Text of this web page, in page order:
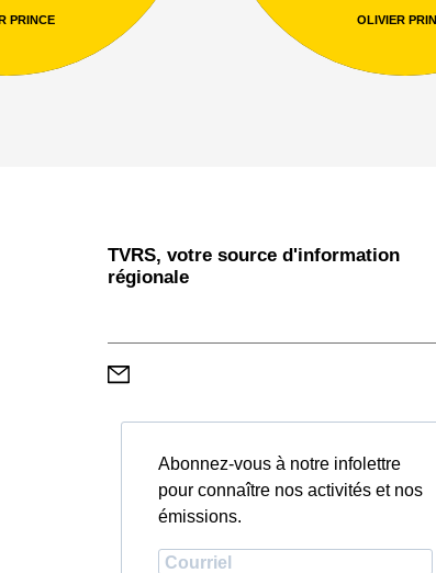
PRINCE OLIVIER
TVRS, votre source d'information
régionale
Abonnez-vous à notre infolettre
pour connaître nos activités et nos
émissions.